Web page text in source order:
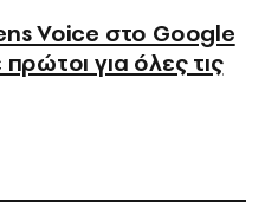
Voice στο Google
για όλες τις